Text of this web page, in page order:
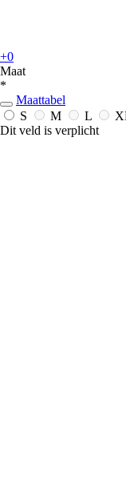
+0
Maat
*
Maattabel
S
M L
Dit veld is verplicht